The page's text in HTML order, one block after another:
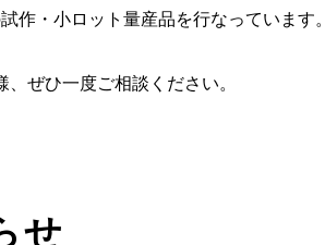
作・小ロット量産品を行なっています。
ぜひ一度ご相談ください。
せ